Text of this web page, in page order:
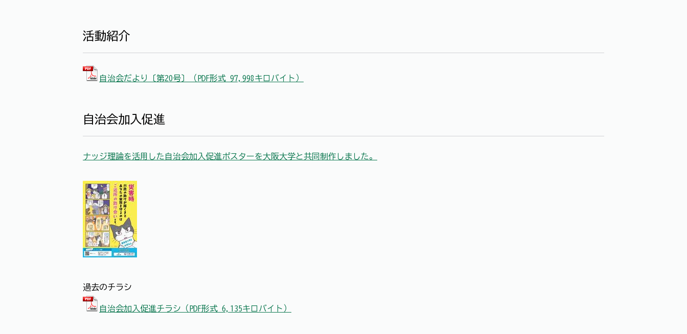
活動紹介
自治会だより〔第20号〕（PDF形式 97,998キロバイト）
自治会加入促進
ナッジ理論を活用した自治会加入促進ポスターを大阪大学と共同制作しました。
過去のチラシ
自治会加入促進チラシ（PDF形式 6,135キロバイト）